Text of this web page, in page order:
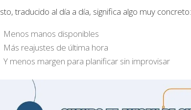
traducido al día a día, significa algo muy concreto:
Menos manos disponibles
Más reajustes de última hora
Y menos margen para planificar sin improvisar